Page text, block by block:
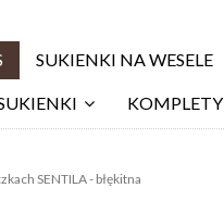
SUKIENKI NA WESELE
KOMPLETY
SENTILA - błękitna